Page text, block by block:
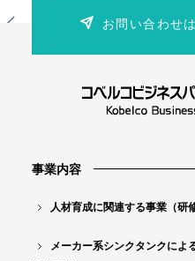
り
お問い合わせ
事業内容
人材育成に関連する事業（研
メーカー系シンクタンクによ